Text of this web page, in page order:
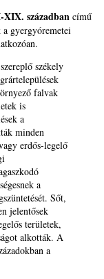
XIX. században című
a gyergyóremetei
székely
falvak
is
a
minden
erdős-legelő
a
Sőt,
jelentősek
területek,
alkották. A
a